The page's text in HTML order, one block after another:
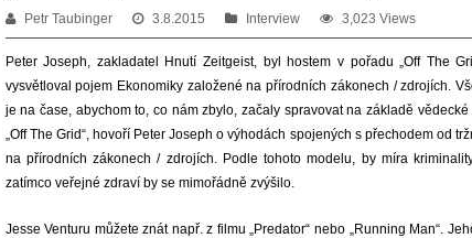
Petr Taubinger 3.8.2015 Interview 3,023 Views
Peter Joseph, zakladatel Hnutí Zeitgeist, byl hostem v pořadu „Off The
vysvětloval pojem Ekonomiky založené na přírodních zákonech / zdrojích. V
je na čase , abychom to, co nám zbylo, začaly spravovat na základě vědecké
Off The Grid“, hovoří Peter Joseph o výhodách spojených s přechodem od
na přírodních zákonech / zdrojích
Podle tohoto modelu , by míra
zatímco veřejné zdravíbyse mimořádně zvýšilo.
Jesse Venturu můžete znát např. z filmu „Predator“ nebo „Running Man“.